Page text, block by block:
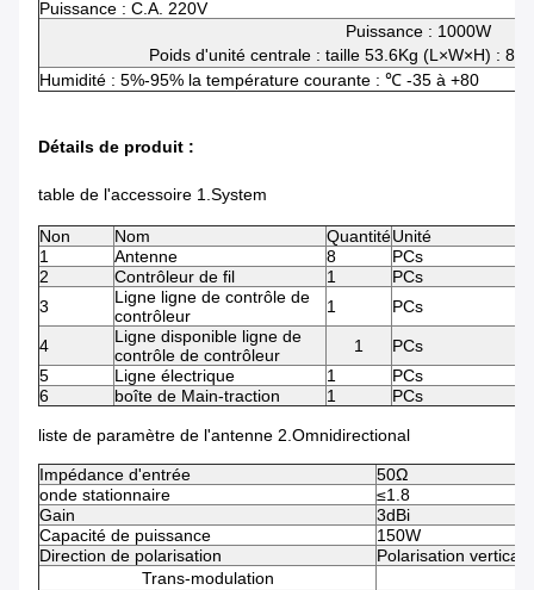
Puissance : C.A. 220V
Puissance : 1000W
Poids d'unité centrale : taille 53.6Kg (L×W×H) :
Humidité : 5%-95% la température courante : ℃ -35 à +80
Détails de produit :
table de l'accessoire 1.System
Non Nom QuantitéUnité
1
Antenne 8
PCs
2
Contrôleur de fil 1
PCs
3
Ligne ligne de contrôle de
contrôleur
1 PCs
4
Ligne disponible ligne de
contrôle de contrôleur
1
PCs
5
Ligne électrique 1
PCs
6
boîte de Main-traction 1 PCs
liste de paramètre de l'antenne 2.Omnidirectional
Impédance d'entrée
50Ω
onde stationnaire
≤1.8
Gain
3dBi
Capacité de puissance
150W
Direction de polarisation
Polarisation verticale
Trans-modulation